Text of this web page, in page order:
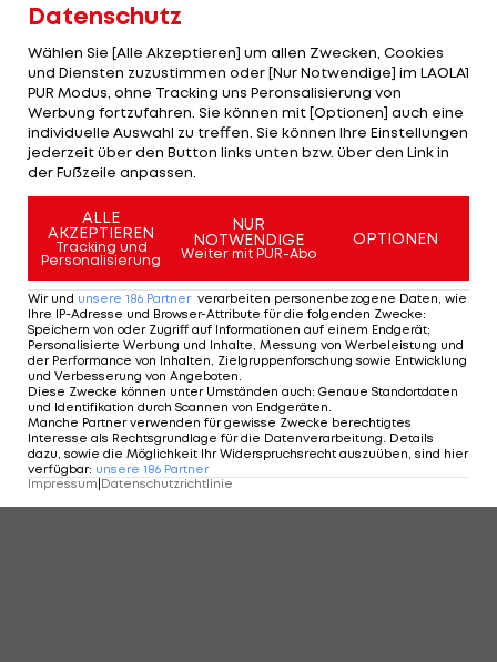
NEWS
Die "Piefke-Saga" der Bundesliga-
Trainer
Bundesliga
Datenschutz
Wählen Sie [Alle Akzeptieren] um allen Zwecken, Cookies
und Diensten zuzustimmen oder [Nur Notwendige] im LAOLA1
PUR Modus, ohne Tracking uns Peronsalisierung von
Werbung fortzufahren. Sie können mit [Optionen] auch eine
individuelle Auswahl zu treffen. Sie können Ihre Einstellungen
jederzeit über den Button links unten bzw. über den Link in
der Fußzeile anpassen.
ALLE
AKZEPTIEREN
Tracking und
Personalisierung
NUR
NOTWENDIGE
Weiter mit PUR-Abo
OPTIONEN
Wir und unsere 186 Partner verarbeiten personenbezogene Daten, wie
Ihre IP-Adresse und Browser-Attribute für die folgenden Zwecke:
Speichern von oder Zugriff auf Informationen auf einem Endgerät;
Personalisierte Werbung und Inhalte, Messung von Werbeleistung und
der Performance von Inhalten, Zielgruppenforschung sowie Entwicklung
und Verbesserung von Angeboten.
Diese Zwecke können unter Umständen auch: Genaue Standortdaten
und Identifikation durch Scannen von Endgeräten.
Manche Partner verwenden für gewisse Zwecke berechtigtes
Interesse als Rechtsgrundlage für die Datenverarbeitung. Details
dazu, sowie die Möglichkeit Ihr Widerspruchsrecht auszuüben, sind hier
verfügbar: unsere 186 Partner
Impressum Datenschutzrichtlinie